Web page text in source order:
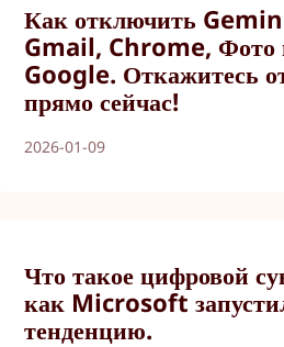
Как отключить
Gmail, Chrome, Фото
Google. Откажитесь
прямо сейчас!
2026-01-09
Что такое цифровой
как Microsoft
тенденцию.